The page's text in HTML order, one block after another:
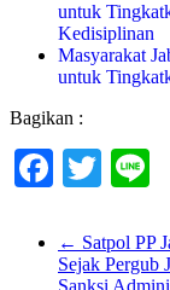
untuk
Bagikan :
← Satpol PP
Sejak Pergub
Sanksi